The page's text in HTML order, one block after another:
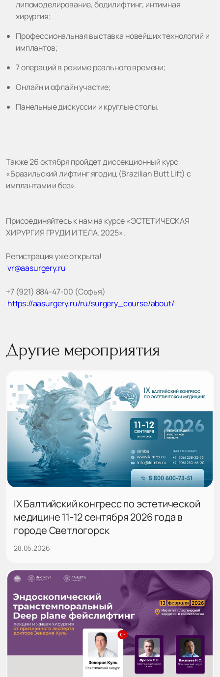
липомоделирование, бодилифтинг, интимная
хирургия;
Профессиональная выставка новейших технологий и
имплантов;
7 операций в режиме реального времени;
Онлайн и офлайн участие;
Панельные дискуссии и круглые столы.
Также 26 октября пройдет диссекционный курс
«Бразильский лифтинг ягодиц (Brazilian Butt Lift) с
имплантами и без».
Присоединяйтесь к нам на курсе «ЭСТЕТИЧЕСКАЯ
ХИРУРГИЯ ГРУДИ И ТЕЛА. 2025».
Регистрация уже открыта!
vr@aasurgery.ru
+7 (921) 884-47-00 (Софья)
https://aasurgery.ru/ru/surgery_course/about/
Другие мероприятия
IX Балтийский конгресс по эстетической
медицине 11-12 сентября 2026 года в
городе Светлогорск
28.05.2026